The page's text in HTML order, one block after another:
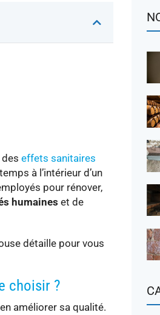
effets sanitaires
à l’intérieur d’un
pour rénover,
humaines et de
détaille pour vous
choisir ?
améliorer sa qualité.